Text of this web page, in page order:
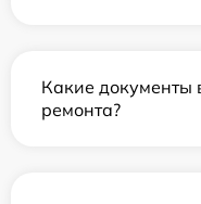
Какие документы
ремонта?